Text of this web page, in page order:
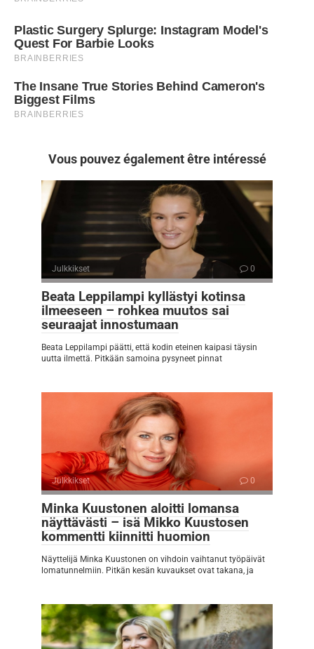
Vous pouvez également être intéressé
Julkkikset 0
Beata Leppilampi kyllästyi kotinsa
ilmeeseen – rohkea muutos sai
seuraajat innostumaan
Beata Leppilampi päätti, että kodin eteinen kaipasi täysin
uutta ilmettä. Pitkään samoina pysyneet pinnat
Julkkikset 0
Minka Kuustonen aloitti lomansa
näyttävästi – isä Mikko Kuustosen
kommentti kiinnitti huomion
Näyttelijä Minka Kuustonen on vihdoin vaihtanut työpäivät
lomatunnelmiin. Pitkän kesän kuvaukset ovat takana, ja